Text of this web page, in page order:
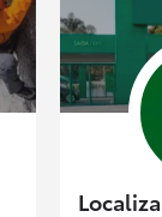
Localiza